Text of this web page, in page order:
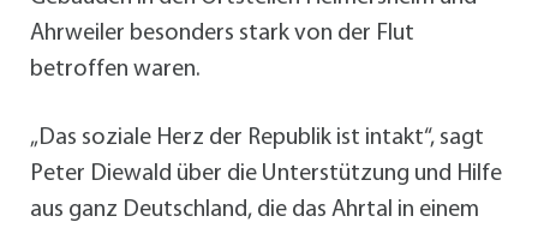
Ahrweiler besonders stark von der Flut
betroffen waren.
„Das soziale Herz der Republik ist intakt“, sagt
Peter Diewald über die Unterstützung und Hilfe
aus ganz Deutschland, die das Ahrtal in einem